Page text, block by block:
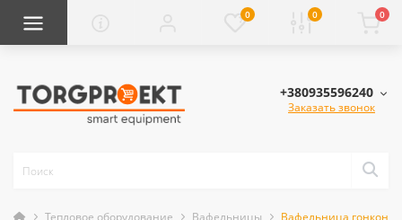
0 0 0
+380935596240
Заказать звонок
Тепловое оборудование Вафельницы Вафельница